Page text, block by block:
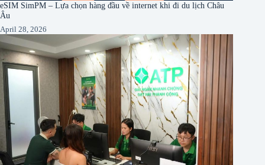
eSIM SimPM – Lựa chọn hàng đầu về internet khi đi du lịch Châu
Âu
April 28, 2026